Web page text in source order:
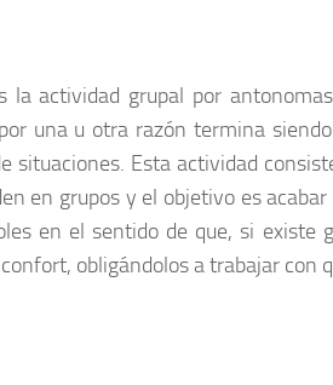
la actividad grupal por
una u otra razón termina
situaciones. Esta actividad
en grupos y el objetivo es
en el sentido de que, si existe
obligándolos a trabajar con